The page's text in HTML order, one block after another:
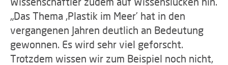
„Das Thema ‚Plastik im Meer’ hat in den
vergangenen Jahren deutlich an Bedeutung
gewonnen. Es wird sehr viel geforscht.
Trotzdem wissen wir zum Beispiel noch nicht,